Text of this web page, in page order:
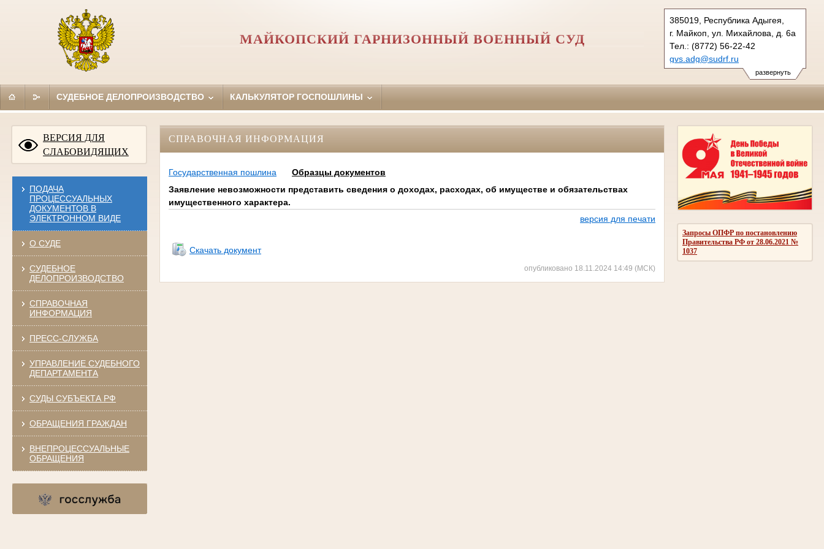
развернуть
385019, Республика Адыгея,
г. Майкоп, ул. Михайлова, д. 6а
Тел.: (8772) 56-22-42
gvs.adg@sudrf.ru
МАЙКОПСКИЙ ГАРНИЗОННЫЙ ВОЕННЫЙ СУД
СУДЕБНОЕ ДЕЛОПРОИЗВОДСТВО КАЛЬКУЛЯТОР ГОСПОШЛИНЫ
ВЕРСИЯ ДЛЯ
СЛАБОВИДЯЩИХ
ПОДАЧА
ПРОЦЕССУАЛЬНЫХ
ДОКУМЕНТОВ В
ЭЛЕКТРОННОМ ВИДЕ
О СУДЕ
СУДЕБНОЕ
ДЕЛОПРОИЗВОДСТВО
СПРАВОЧНАЯ
ИНФОРМАЦИЯ
ПРЕСС-СЛУЖБА
УПРАВЛЕНИЕ СУДЕБНОГО
ДЕПАРТАМЕНТА
СУДЫ СУБЪЕКТА РФ
ОБРАЩЕНИЯ ГРАЖДАН
ВНЕПРОЦЕССУАЛЬНЫЕ
ОБРАЩЕНИЯ
Запросы ОПФР по постановлению
Правительства РФ от 28.06.2021 №
1037
СПРАВОЧНАЯ ИНФОРМАЦИЯ
Государственная пошлина
Образцы документов
Заявление невозможности представить сведения о доходах, расходах, об имуществе и обязательствах
имущественного характера.
версия для печати
Скачать документ
опубликовано 18.11.2024 14:49 (МСК)